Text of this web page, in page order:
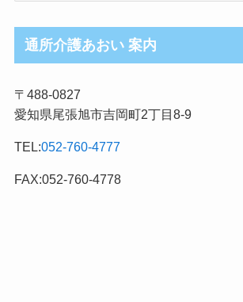
ロ
グ
事
カ
ゴ
リ
通所介護あおい 案内
〒488-0827
愛知県尾張旭市吉岡町2丁目8-9
TEL:052-760-4777
FAX:052-760-4778